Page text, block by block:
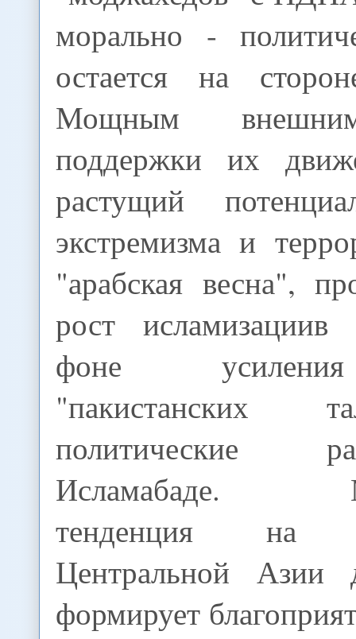
морально -
остается на
Мощным
поддержки их
растущий
экстремизма и
"арабская весна",
рост исламизациив
фоне
"пакистанских
политические
Исламабаде.
тенденция на
Центральной Азии
формирует